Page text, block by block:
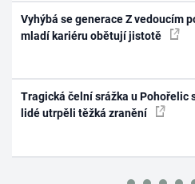
Vyhýbá se generace Z vedoucím
mladí kariéru obětují jistotě
Tragická čelní srážka u Pohořelic
lidé utrpěli těžká zranění